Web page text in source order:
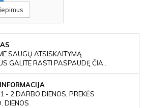
SAUGŲ ATSISKAITYMĄ.
GALITE RASTI PASPAUDĘ ČIA..
- 2 DARBO DIENOS, PREKĖS
DIENOS